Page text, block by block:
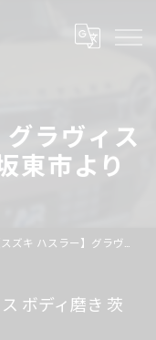
グラヴィス
東市より
ズキ ハスラー】グラヴィス ボディ磨き 茨城県坂東市より
ボディ磨き 茨